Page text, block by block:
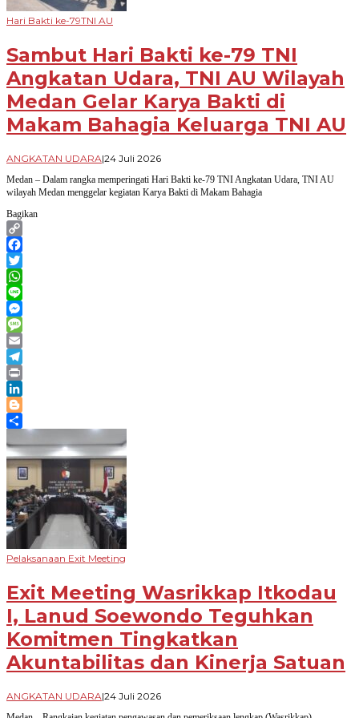
Hari Bakti ke-79TNI AU
Sambut Hari Bakti ke-79 TNI
Angkatan Udara, TNI AU Wilayah
Medan Gelar Karya Bakti di
Makam Bahagia Keluarga TNI AU
ANGKATAN UDARA|24 Juli 2026oleh
Harhara
Medan – Dalam rangka memperingati Hari Bakti ke-79 TNI Angkatan Udara, TNI AU
wilayah Medan menggelar kegiatan Karya Bakti di Makam Bahagia
Bagikan
Copy
Link
Facebook
Twitter
WhatsApp
Line
Messenger
Message
Email
Telegram
Print
LinkedIn
Blogger
Share
Pelaksanaan Exit Meeting
Exit Meeting Wasrikkap Itkodau
I, Lanud Soewondo Teguhkan
Komitmen Tingkatkan
Akuntabilitas dan Kinerja Satuan
ANGKATAN UDARA|24 Juli 2026oleh